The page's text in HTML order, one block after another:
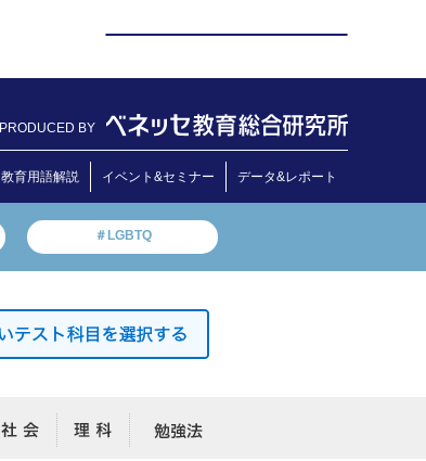
PRODUCED BY
教育用語解説 イベント&セミナー データ&レポート
＃LGBTQ